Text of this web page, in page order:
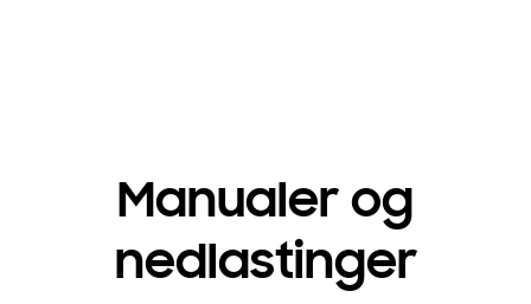
Manualer og
nedlastinger